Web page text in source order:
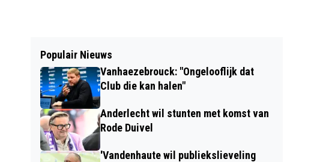
Populair Nieuws
Vanhaezebrouck: "Ongelooflijk dat
Club die kan halen"
Anderlecht wil stunten met komst van
Rode Duivel
'Vandenhaute wil publiekslieveling